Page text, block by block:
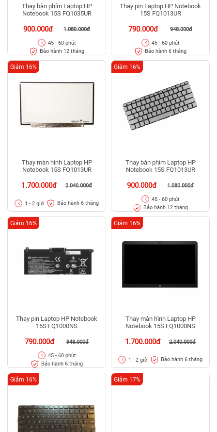
Thay bàn phím Laptop HP
Notebook 15S FQ1035UR
900.000đ 1.080.000đ
45 - 60 phút
Bảo hành 12 tháng
Thay pin Laptop HP Notebook
15S FQ1013UR
790.000đ 948.000đ
45 - 60 phút
Bảo hành 6 tháng
Thay màn hình Laptop HP
Notebook 15S FQ1013UR
1.700.000đ 2.040.000đ
Giảm 16%
1 - 2 giờ Bảo hành 6 tháng
Thay bàn phím Laptop HP
Notebook 15S FQ1013UR
900.000đ 1.080.000đ
Giảm 16%
45 - 60 phút
Bảo hành 12 tháng
Thay pin Laptop HP Notebook
15S FQ1000NS
790.000đ 948.000đ
Giảm 16%
45 - 60 phút
Bảo hành 6 tháng
Thay màn hình Laptop HP
Notebook 15S FQ1000NS
1.700.000đ 2.040.000đ
Giảm 16%
1 - 2 giờ Bảo hành 6 tháng
Giảm 16% Giảm 17%